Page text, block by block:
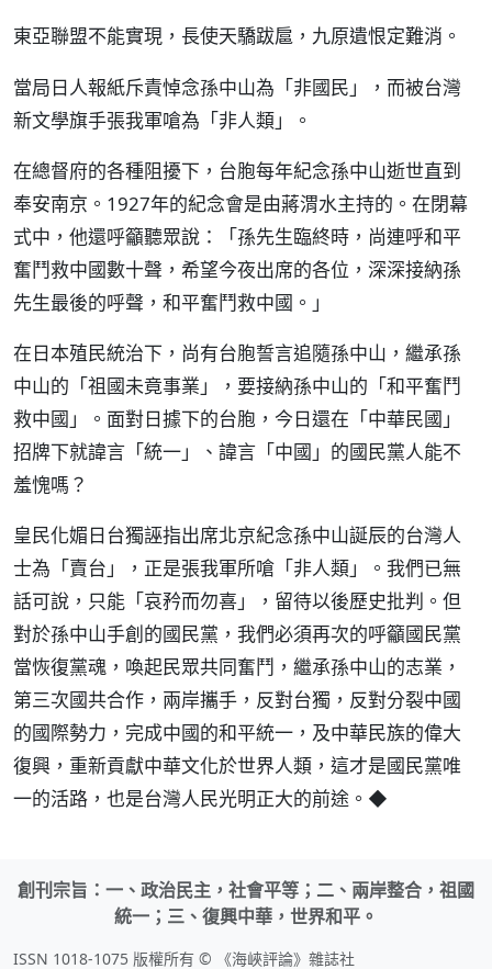
東亞聯盟不能實現，長使天驕跋扈，九原遺恨定難消。
當局日人報紙斥責悼念孫中山為「非國民」，而被台灣
新文學旗手張我軍嗆為「非人類」。
在總督府的各種阻擾下，台胞每年紀念孫中山逝世直到
奉安南京。1927年的紀念會是由蔣渭水主持的。在閉幕
式中，他還呼籲聽眾說：「孫先生臨終時，尚連呼和平
奮鬥救中國數十聲，希望今夜出席的各位，深深接納孫
先生最後的呼聲，和平奮鬥救中國。」
在日本殖民統治下，尚有台胞誓言追隨孫中山，繼承孫
中山的「祖國未竟事業」，要接納孫中山的「和平奮鬥
救中國」。面對日據下的台胞，今日還在「中華民國」
招牌下就諱言「統一」、諱言「中國」的國民黨人能不
羞愧嗎？
皇民化媚日台獨誣指出席北京紀念孫中山誕辰的台灣人
士為「賣台」，正是張我軍所嗆「非人類」。我們已無
話可說，只能「哀矜而勿喜」，留待以後歷史批判。但
對於孫中山手創的國民黨，我們必須再次的呼籲國民黨
當恢復黨魂，喚起民眾共同奮鬥，繼承孫中山的志業，
第三次國共合作，兩岸攜手，反對台獨，反對分裂中國
的國際勢力，完成中國的和平統一，及中華民族的偉大
復興，重新貢獻中華文化於世界人類，這才是國民黨唯
一的活路，也是台灣人民光明正大的前途。◆
創刊宗旨：一、政治民主，社會平等；二、兩岸整合，祖國
統一；三、復興中華，世界和平。
ISSN 1018-1075 版權所有 © 《海峽評論》雜誌社